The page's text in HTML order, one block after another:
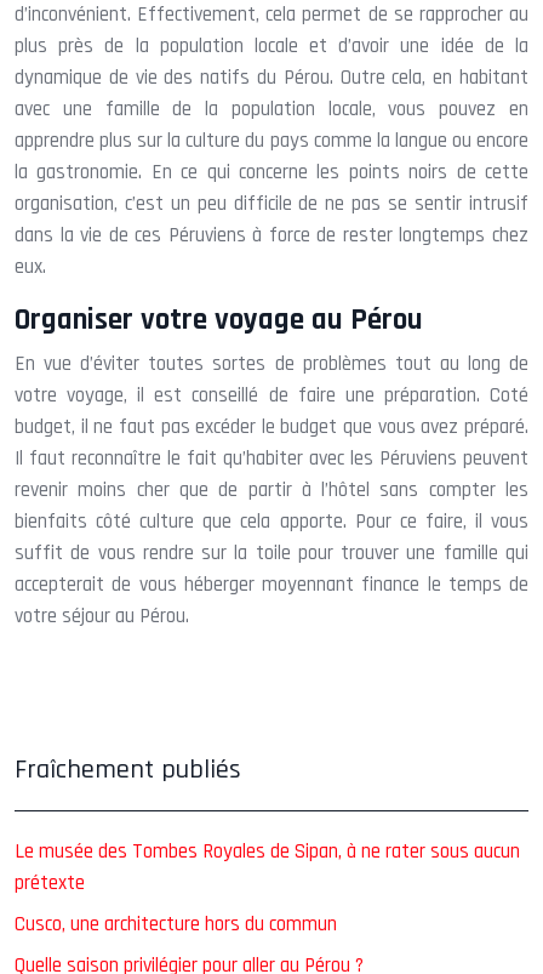
d’inconvénient. Effectivement, cela permet de se rapprocher au
plus près de la population locale et d’avoir une idée de la
dynamique de vie des natifs du Pérou. Outre cela, en habitant
avec une famille de la population locale, vous pouvez en
apprendre plus sur la culture du pays comme la langue ou encore
la gastronomie. En ce qui concerne les points noirs de cette
organisation, c’est un peu difficile de ne pas se sentir intrusif
dans la vie de ces Péruviens à force de rester longtemps chez
eux.
Organiser votre voyage au Pérou
En vue d’éviter toutes sortes de problèmes tout au long de
votre voyage, il est conseillé de faire une préparation. Coté
budget, il ne faut pas excéder le budget que vous avez préparé.
Il faut reconnaître le fait qu’habiter avec les Péruviens peuvent
revenir moins cher que de partir à l’hôtel sans compter les
bienfaits côté culture que cela apporte. Pour ce faire, il vous
suffit de vous rendre sur la toile pour trouver une famille qui
accepterait de vous héberger moyennant finance le temps de
votre séjour au Pérou.
Fraîchement publiés
Le musée des Tombes Royales de Sipan, à ne rater sous aucun
prétexte
Cusco, une architecture hors du commun
Quelle saison privilégier pour aller au Pérou ?